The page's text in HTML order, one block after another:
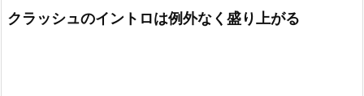
クラッシュのイントロは例外なく盛り上がる